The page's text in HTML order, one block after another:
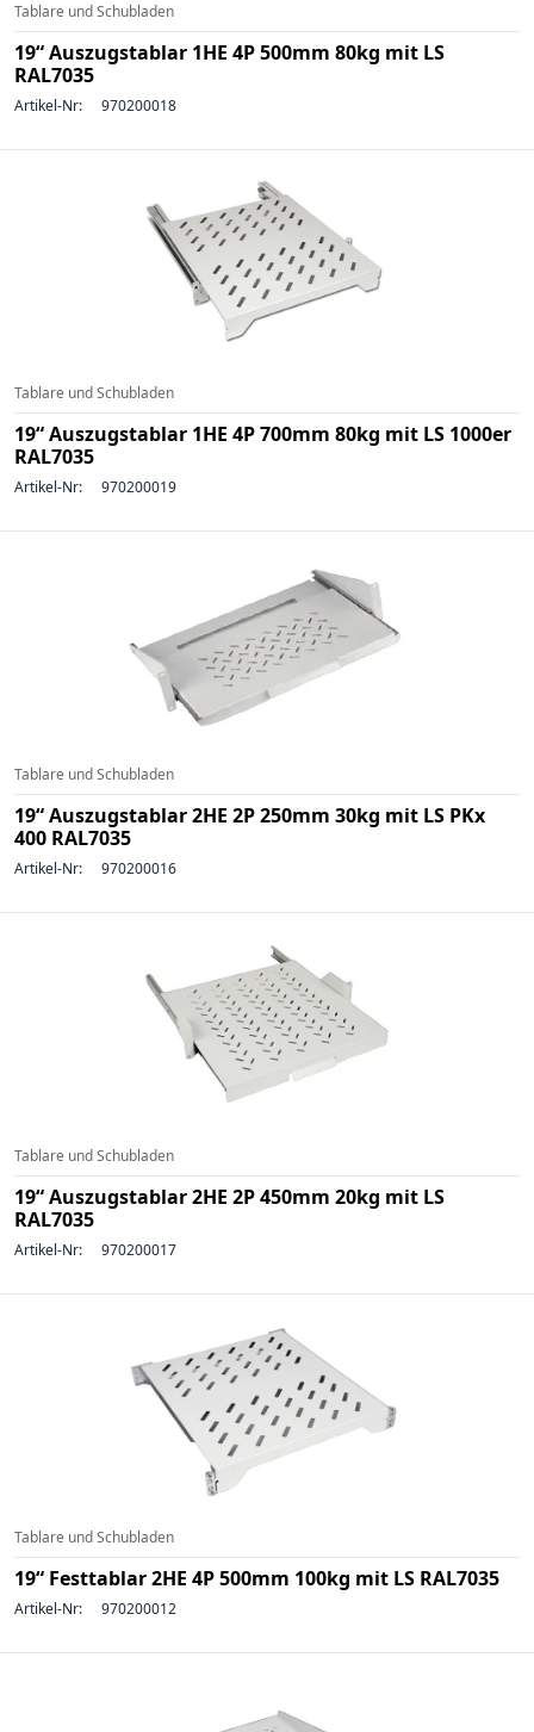
Tablare und Schubladen
19“ Auszugstablar 1HE 4P 500mm 80kg mit LS
RAL7035
Artikel-Nr: 970200018
Tablare und Schubladen
19“ Auszugstablar 1HE 4P 700mm 80kg mit LS 1000er
RAL7035
Artikel-Nr: 970200019
Tablare und Schubladen
19“ Auszugstablar 2HE 2P 250mm 30kg mit LS PKx
400 RAL7035
Artikel-Nr: 970200016
Tablare und Schubladen
19“ Auszugstablar 2HE 2P 450mm 20kg mit LS
RAL7035
Artikel-Nr: 970200017
Tablare und Schubladen
19“ Festtablar 2HE 4P 500mm 100kg mit LS RAL7035
Artikel-Nr: 970200012